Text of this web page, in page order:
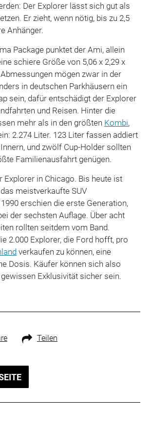
Der Explorer lässt sich gut als
Er zieht, wenn nötig, bis zu 2,5
Anhänger.
Package punktet der Ami, allein
schiere Größe von 5,06 x 2,29 x
mögen zwar in der
in deutschen Parkhäusern ein
sein, dafür entschädigt der Explorer
und Reisen. Hinter die
mehr als in den größten Kombi,
2.274 Liter. 123 Liter fassen addiert
und zwölf Cup-Holder sollten
Familienausfahrt genügen.
Explorer in Chicago. Bis heute ist
meistverkaufte SUV
erschien die erste Generation,
der sechsten Auflage. Über acht
rollten seitdem vom Band.
2.000 Explorer, die Ford hofft, pro
verkaufen zu können, eine
Dosis. Käufer können sich also
Exklusivität sicher sein.
Teilen